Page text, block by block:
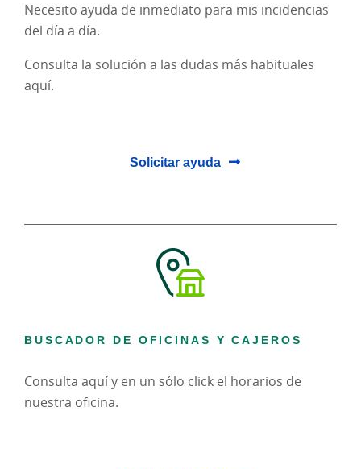
Necesito ayuda de inmediato para mis incidencias
del día a día.
Consulta la solución a las dudas más habituales
aquí.
Solicitar ayuda
BUSCADOR DE OFICINAS Y CAJEROS
Consulta aquí y en un sólo click el horarios de
nuestra oficina.